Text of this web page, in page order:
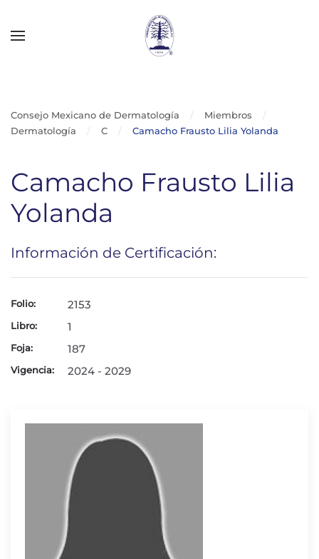
Consejo Mexicano de Dermatología
Miembros
Dermatología
C Camacho Frausto Lilia Yolanda
Camacho Frausto Lilia
Yolanda
Información de Certificación:
Folio: 2153
Libro: 1
Foja: 187
Vigencia: 2024 - 2029